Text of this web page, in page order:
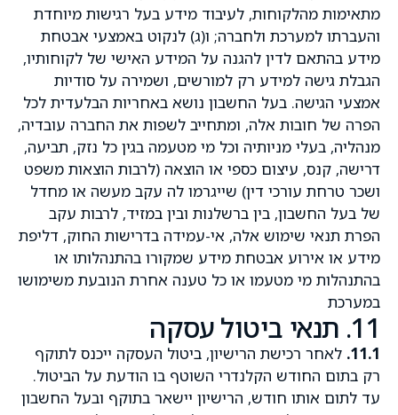
מתאימות מהלקוחות, לעיבוד מידע בעל רגישות מיוחדת
והעברתו למערכת ולחברה; ו(ג) לנקוט באמצעי אבטחת
מידע בהתאם לדין להגנה על המידע האישי של לקוחותיו,
הגבלת גישה למידע רק למורשים, ושמירה על סודיות
אמצעי הגישה. בעל החשבון נושא באחריות הבלעדית לכל
הפרה של חובות אלה, ומתחייב לשפות את החברה עובדיה,
מנהליה, בעלי מניותיה וכל מי מטעמה בגין כל נזק, תביעה,
דרישה, קנס, עיצום כספי או הוצאה (לרבות הוצאות משפט
ושכר טרחת עורכי דין) שייגרמו לה עקב מעשה או מחדל
של בעל החשבון, בין ברשלנות ובין במזיד, לרבות עקב
הפרת תנאי שימוש אלה, אי-עמידה בדרישות החוק, דליפת
מידע או אירוע אבטחת מידע שמקורו בהתנהלותו או
בהתנהלות מי מטעמו או כל טענה אחרת הנובעת משימושו
במערכת
11. תנאי ביטול עסקה
11.1. לאחר רכישת הרישיון, ביטול העסקה ייכנס לתוקף
רק בתום החודש הקלנדרי השוטף בו הודעת על הביטול.
עד לתום אותו חודש, הרישיון יישאר בתוקף ובעל החשבון